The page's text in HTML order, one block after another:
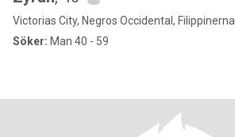
Victorias City, Negros Occidental, Filippinerna
Söker: Man 40 - 59